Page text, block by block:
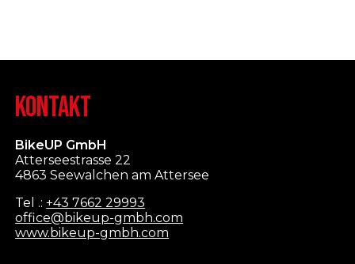
KONTAKT
BikeUP GmbH
Atterseestrasse 22
4863 Seewalchen am Attersee
Tel .:+43 7662 29993
office@bikeup-gmbh.com
www.bikeup-gmbh.com